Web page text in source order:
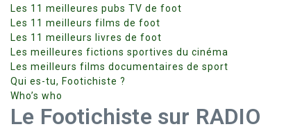
Les 11 meilleures pubs TV de foot
Les 11 meilleurs films de foot
Les 11 meilleurs livres de foot
Les meilleures fictions sportives du cinéma
Les meilleurs films documentaires de sport
Qui es-tu, Footichiste ?
Who’s who
Le Footichiste sur RADIO